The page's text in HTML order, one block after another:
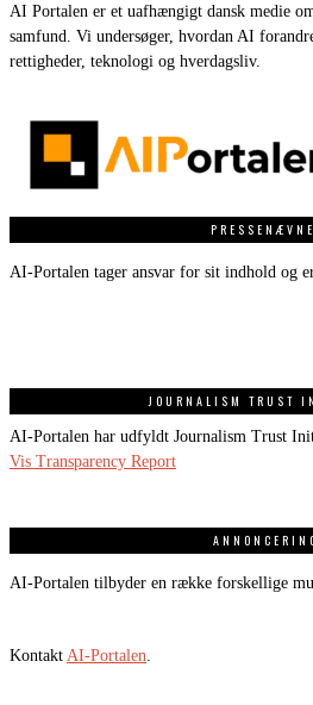
AI Portalen er et uafhængigt dansk medie
samfund. Vi undersøger, hvordan AI
rettigheder, teknologi og hverdagsliv.
AI-Portalen tager ansvar for sit indhold og
JOURNALISM TRUST
AI-Portalen har udfyldt Journalism Trust
Vis Transparency Report
AI-Portalen tilbyder en række forskellige
Kontakt AI-Portalen